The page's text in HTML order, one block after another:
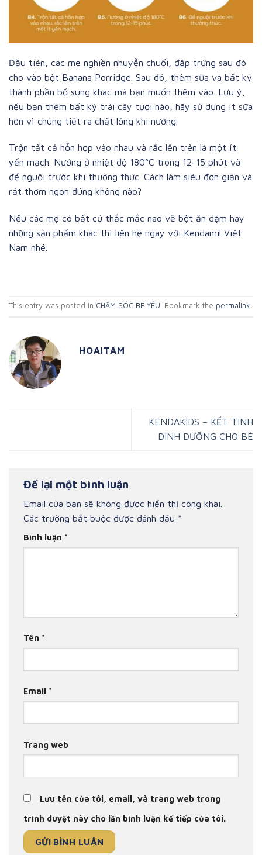
Đầu tiên, các mẹ nghiền nhuyễn chuối, đập trứng sau đó
cho vào bột Banana Porridge. Sau đó, thêm sữa và bất kỳ
thành phần bổ sung khác mà bạn muốn thêm vào. Lưu ý,
nếu bạn thêm bất kỳ trái cây tươi nào, hãy sử dụng ít sữa
hơn vì chúng tiết ra chất lỏng khi nướng.
Trộn tất cả hỗn hợp vào nhau và rắc lên trên là một ít
yến mạch. Nướng ở nhiệt độ 180°C trong 12-15 phút và
để nguội trước khi thưởng thức. Cách làm siêu đơn giản và
rất thơm ngon đúng không nào?
Nếu các mẹ có bất cứ thắc mắc nào về bột ăn dặm hay
những sản phẩm khác thì liên hệ ngay với Kendamil Việt
Nam nhé.
This entry was posted in CHĂM SÓC BÉ YÊU. Bookmark the permalink.
HOAITAM
KENDAKIDS – KẾT TINH
DINH DƯỠNG CHO BÉ
Để lại một bình luận
Email của bạn sẽ không được hiển thị công khai.
Các trường bắt buộc được đánh dấu *
Bình luận *
Tên *
Email *
Trang web
Lưu tên của tôi, email, và trang web trong
trình duyệt này cho lần bình luận kế tiếp của tôi.